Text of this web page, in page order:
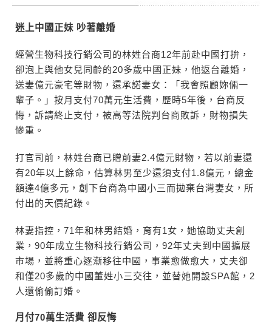
迷上中國正妹 吵著離婚
經營生物科技行銷公司的林姓台商12年前赴中國打拚，
卻泡上與他女兒同齡的20多歲中國正妹，他返台離婚，
送妻億元豪宅等財物，還承諾妻女：「我會照顧妳倆一
輩子。」按月支付70萬元生活費，歷時5年後，台商反
悔，訴請終止支付，被高等法院判台商敗訴，財物損失
慘重。
打官司前，林姓台商已贈前妻2.4億元財物，若以前妻還
有20年以上餘命，估算林男至少還須支付1.8億元，總金
額達4億多元，創下台商為中國小三而拋棄台灣妻女，所
付出的天價紀錄。
林妻指控，71年和林男結婚，育有1女，她協助丈夫創
業，90年成立生物科技行銷公司，92年丈夫到中國擴展
市場，並將重心逐漸移往中國，事業愈做愈大，丈夫卻
和僅20多歲的中國董姓小三交往，並替她開設SPA館，2
人還偷偷訂婚。
月付70萬生活費 卻反悔